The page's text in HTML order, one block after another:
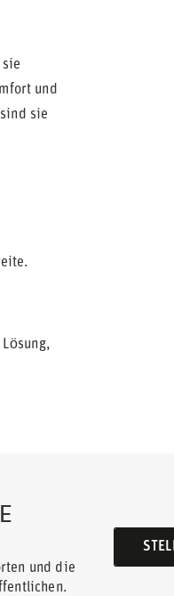
und
sie
und die